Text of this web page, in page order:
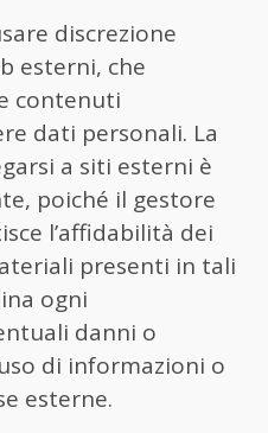
discrezione
esterni, che
contenuti
dati personali. La
a siti esterni è
poiché il gestore
l’affidabilità dei
presenti in tali
ogni
danni o
di informazioni o
esterne.